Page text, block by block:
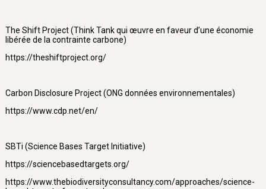
The Shift Project (Think Tank qui œuvre en faveur d’une économie
libérée de la contrainte carbone)
https://theshiftproject.org/
Carbon Disclosure Project (ONG données environnementales)
https://www.cdp.net/en/
SBTi (Science Bases Target Initiative)
https://sciencebasedtargets.org/
https://www.thebiodiversityconsultancy.com/approaches/science-